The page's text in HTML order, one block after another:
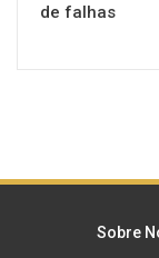
de falhas
Sobre